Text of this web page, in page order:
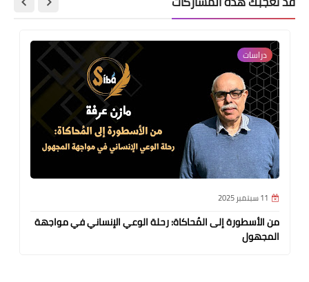
دراسات
11 سبتمبر 2025
من الأسطورة إلى المُحاكاة: رحلة الوعي الإنساني في مواجهة
المجهول